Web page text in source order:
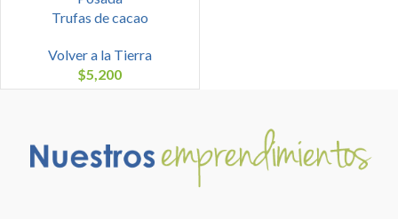
Trufas de cacao
Volver a la Tierra
$5,200